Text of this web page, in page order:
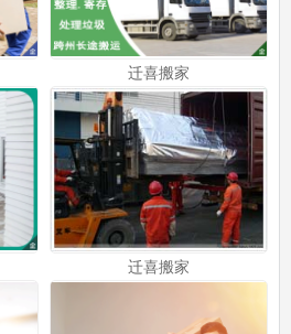
迁喜搬家
迁喜搬家